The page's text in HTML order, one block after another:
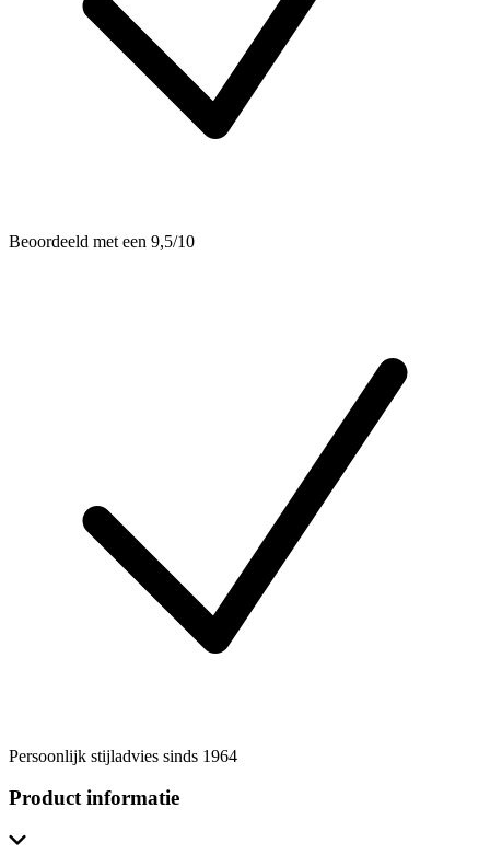
Beoordeeld met een 9,5/10
Persoonlijk stijladvies sinds 1964
Product informatie